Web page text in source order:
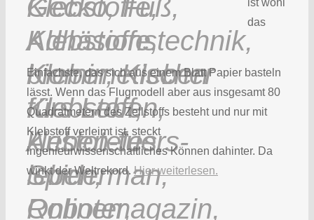
ist wohl
das
Einfachste, das sich aus einem Blatt Papier basteln
lässt. Wenn das Flugmodell aber aus insgesamt 80
Quadratmetern des Zellstoffs besteht und nur mit
Klebstoff verleimt ist, steckt
ingenieurwissenschaftliches Können dahinter. Da
winkt der Weltrekord.Hier weiterlesen.